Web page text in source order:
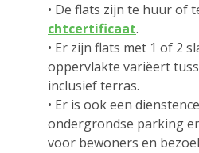
• De flats zijn te huur of
chtcertificaat.
• Er zijn flats met 1 of 2
oppervlakte variëert
inclusief terras.
• Er is ook een
ondergrondse parking
voor bewoners en